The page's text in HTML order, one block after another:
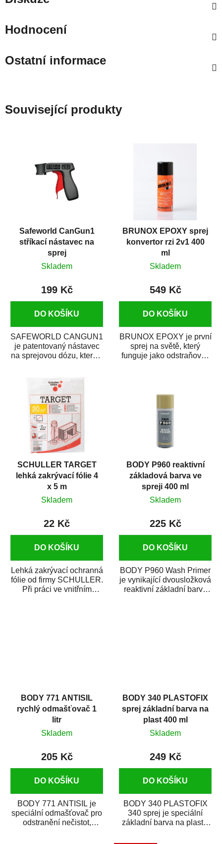
Hodnocení
Ostatní informace
Související produkty
Safeworld CanGun1
stříkací nástavec na
sprej
Skladem
199 Kč
DO KOŠÍKU
SAFEWORLD CANGUN1
je patentovaný nástavec
na sprejovou dózu, který ji
BRUNOX EPOXY sprej
konvertor rzi 2v1 400
ml
Skladem
549 Kč
DO KOŠÍKU
BRUNOX EPOXY je první
sprej na světě, který
funguje jako odstraňovač
SCHULLER TARGET
lehká zakrývací fólie 4
x 5 m
Skladem
22 Kč
DO KOŠÍKU
Lehká zakrývací ochranná
fólie od firmy SCHULLER.
Při práci ve vnitřním
BODY P960 reaktivní
základová barva ve
spreji 400 ml
Skladem
225 Kč
DO KOŠÍKU
BODY P960 Wash Primer
je vynikající dvousložková
reaktivní základní barva
BODY 771 ANTISIL
rychlý odmašťovač 1
litr
Skladem
205 Kč
DO KOŠÍKU
BODY 771 ANTISIL je
speciální odmašťovač pro
odstranění nečistot,
BODY 340 PLASTOFIX
sprej základní barva na
plast 400 ml
Skladem
249 Kč
DO KOŠÍKU
BODY 340 PLASTOFIX
340 sprej je speciální
základní barva na plasty,
vrchních...